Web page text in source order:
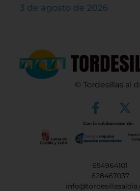
3 de agosto de 2026
© Tordesillas al
654964101
628467037